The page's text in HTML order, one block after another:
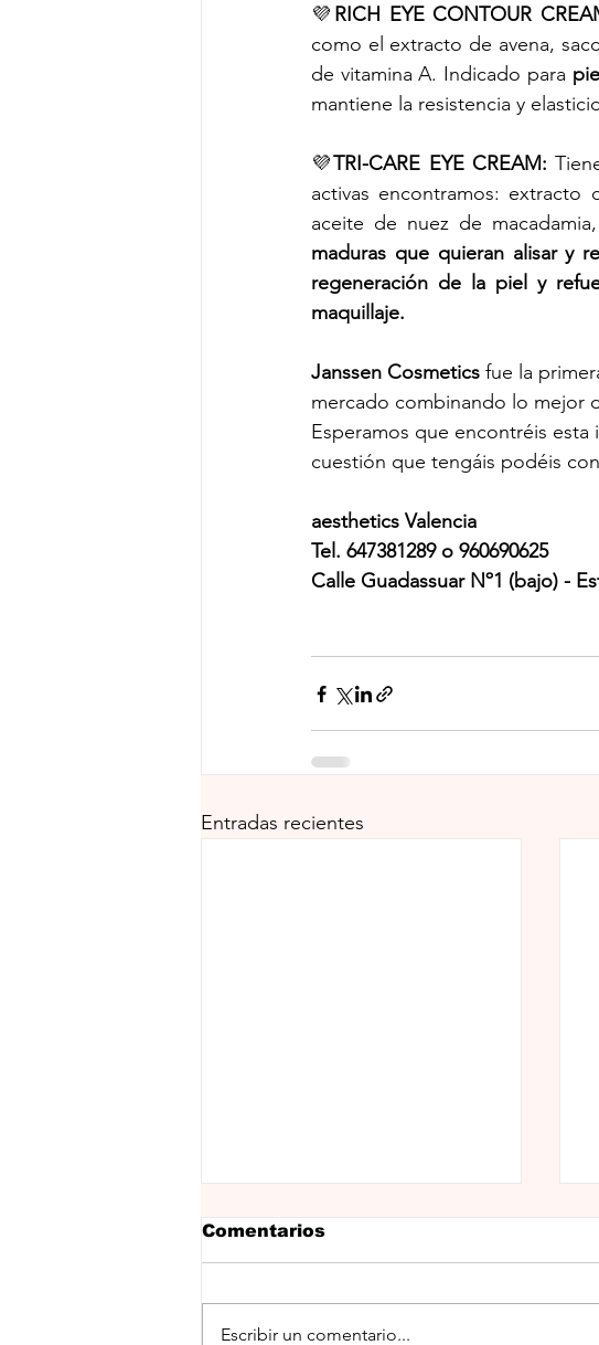
💜 RICH EYE CONTOUR
como el extracto de avena,
de vitamina A. Indicado para
mantiene la resistencia y
💜TRI-CARE EYE CREAM:
activas encontramos:
aceite de nuez de
maduras que quieran alisar y
regeneración de la piel y
maquillaje.
Janssen Cosmetics fue la
mercado combinando lo mejor
Esperamos que encontréis
cuestión que tengáis podéis
aesthetics Valencia
Tel. 647381289 o 960690625
Calle Guadassuar Nº1 (bajo) -
Entradas recientes
Comentarios
Escribir un comentario...